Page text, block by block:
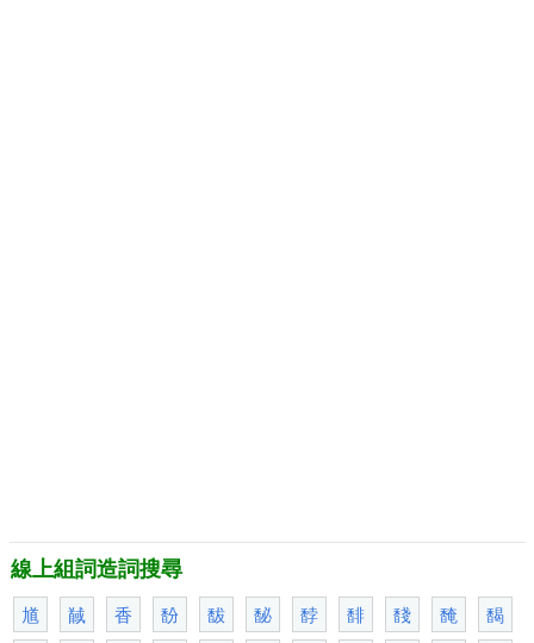
線上組詞造詞搜尋
馗
馘 香 馚 馛 馝 馞 馡 馢 馣
馤